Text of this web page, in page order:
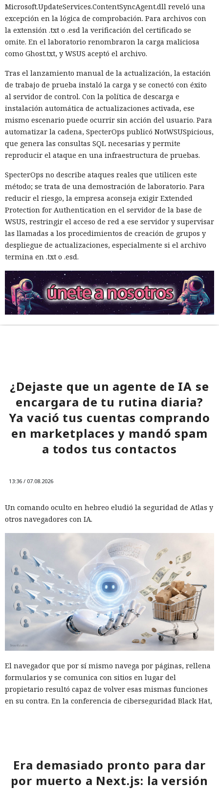
Microsoft.UpdateServices.ContentSyncAgent.dll reveló una
excepción en la lógica de comprobación. Para archivos con
la extensión .txt o .esd la verificación del certificado se
omite. En el laboratorio renombraron la carga maliciosa
como Ghost.txt, y WSUS aceptó el archivo.
Tras el lanzamiento manual de la actualización, la estación
de trabajo de prueba instaló la carga y se conectó con éxito
al servidor de control. Con la política de descarga e
instalación automática de actualizaciones activada, ese
mismo escenario puede ocurrir sin acción del usuario. Para
automatizar la cadena, SpecterOps publicó NotWSUSpicious,
que genera las consultas SQL necesarias y permite
reproducir el ataque en una infraestructura de pruebas.
SpecterOps no describe ataques reales que utilicen este
método; se trata de una demostración de laboratorio. Para
reducir el riesgo, la empresa aconseja exigir Extended
Protection for Authentication en el servidor de la base de
WSUS, restringir el acceso de red a ese servidor y supervisar
las llamadas a los procedimientos de creación de grupos y
despliegue de actualizaciones, especialmente si el archivo
termina en .txt o .esd.
¿Dejaste que un agente de IA se
encargara de tu rutina diaria?
Ya vació tus cuentas comprando
en marketplaces y mandó spam
a todos tus contactos
13:36 / 07.08.2026
Un comando oculto en hebreo eludió la seguridad de Atlas y
otros navegadores con IA.
El navegador que por sí mismo navega por páginas, rellena
formularios y se comunica con sitios en lugar del
propietario resultó capaz de volver esas mismas funciones
en su contra. En la conferencia de ciberseguridad Black Hat,
En el origen del ataque había una página falsa de
suscripción a un boletín publicada en la red social X. Dentro
Era demasiado pronto para dar
por muerto a Next.js: la versión